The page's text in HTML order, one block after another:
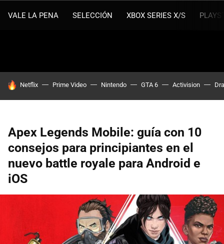
VALE LA PENA SELECCIÓN XBOX SERIES X/S
HOY SE HABLA DE
Netflix Prime Video Nintendo GTA 6 Activision
Apex Legends Mobile: guía con 10
consejos para principiantes en el
nuevo battle royale para Android e
iOS